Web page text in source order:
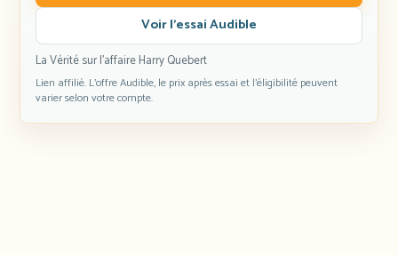
Voir l’essai Audible
La Vérité sur l’affaire Harry Quebert
Lien affilié. L’offre Audible, le prix après essai et l’éligibilité peuvent
varier selon votre compte.